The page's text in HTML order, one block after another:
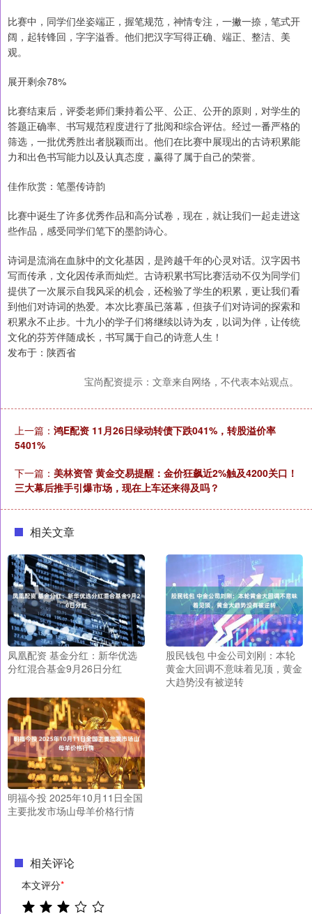
比赛中，同学们坐姿端正，握笔规范，神情专注，一撇一捺，笔式开
阔，起转锋回，字字溢香。他们把汉字写得正确、端正、整洁、美
观。
展开剩余78%
比赛结束后，评委老师们秉持着公平、公正、公开的原则，对学生的
答题正确率、书写规范程度进行了批阅和综合评估。经过一番严格的
筛选，一批优秀胜出者脱颖而出。他们在比赛中展现出的古诗积累能
力和出色书写能力以及认真态度，赢得了属于自己的荣誉。
佳作欣赏：笔墨传诗韵
比赛中诞生了许多优秀作品和高分试卷，现在，就让我们一起走进这
些作品，感受同学们笔下的墨韵诗心。
诗词是流淌在血脉中的文化基因，是跨越千年的心灵对话。汉字因书
写而传承，文化因传承而灿烂。古诗积累书写比赛活动不仅为同学们
提供了一次展示自我风采的机会，还检验了学生的积累，更让我们看
到他们对诗词的热爱。本次比赛虽已落幕，但孩子们对诗词的探索和
积累永不止步。十九小的学子们将继续以诗为友，以词为伴，让传统
文化的芬芳伴随成长，书写属于自己的诗意人生！
发布于：陕西省
宝尚配资提示：文章来自网络，不代表本站观点。
上一篇： 鸿E配资 11月26日绿动转债下跌041%，转股溢价率
5401%
下一篇： 美林资管 黄金交易提醒：金价狂飙近2%触及4200关口！
三大幕后推手引爆市场，现在上车还来得及吗？
相关文章
凤凰配资 基金分红：新华优选
分红混合基金9月26日分红
股民钱包 中金公司刘刚：本轮
黄金大回调不意味着见顶，黄金
大趋势没有被逆转
明福今投 2025年10月11日全国
主要批发市场山母羊价格行情
相关评论
本文评分*